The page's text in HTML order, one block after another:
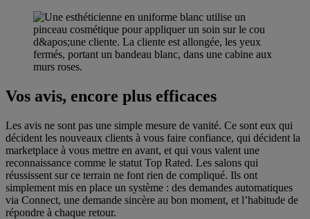
Vos avis, encore plus efficaces
Les avis ne sont pas une simple mesure de vanité. Ce sont eux qui
décident les nouveaux clients à vous faire confiance, qui décident la
marketplace à vous mettre en avant, et qui vous valent une
reconnaissance comme le statut Top Rated. Les salons qui
réussissent sur ce terrain ne font rien de compliqué. Ils ont
simplement mis en place un système : des demandes automatiques
via Connect, une demande sincère au bon moment, et l’habitude de
répondre à chaque retour.